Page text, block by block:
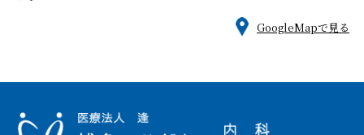
GoogleMapで見る